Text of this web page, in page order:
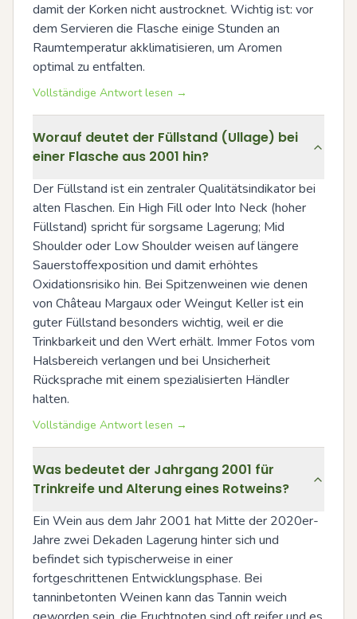
damit der Korken nicht austrocknet. Wichtig ist: vor
dem Servieren die Flasche einige Stunden an
Raumtemperatur akklimatisieren, um Aromen
optimal zu entfalten.
Vollständige Antwort lesen →
Worauf deutet der Füllstand (Ullage) bei
einer Flasche aus 2001 hin?
Der Füllstand ist ein zentraler Qualitätsindikator bei
alten Flaschen. Ein High Fill oder Into Neck (hoher
Füllstand) spricht für sorgsame Lagerung; Mid
Shoulder oder Low Shoulder weisen auf längere
Sauerstoffexposition und damit erhöhtes
Oxidationsrisiko hin. Bei Spitzenweinen wie denen
von Château Margaux oder Weingut Keller ist ein
guter Füllstand besonders wichtig, weil er die
Trinkbarkeit und den Wert erhält. Immer Fotos vom
Halsbereich verlangen und bei Unsicherheit
Rücksprache mit einem spezialisierten Händler
halten.
Vollständige Antwort lesen →
Was bedeutet der Jahrgang 2001 für
Trinkreife und Alterung eines Rotweins?
Ein Wein aus dem Jahr 2001 hat Mitte der 2020er-
Jahre zwei Dekaden Lagerung hinter sich und
befindet sich typischerweise in einer
fortgeschrittenen Entwicklungsphase. Bei
tanninbetonten Weinen kann das Tannin weich